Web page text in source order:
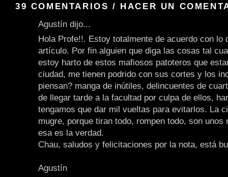
39 COMENTARIOS / HACER UN
Agustín dijo...
Hola Profe!!. Estoy totalmente de acuerdo con lo
artículo. Por fin alguien que diga las cosas tal
estoy harto de estos mafiosos patoteros que
ciudad, me tienen podrido con sus cortes y los
piensan? manga de inútiles, delincuentes de
de llegar tarde a la facultad por culpa de ellos,
tengamos que dar mil vueltas para evitarlos. La
mugre, porque tiran todo, rompen todo, son unos
esa es la verdad.
Chau, saludos y felicitaciones por la nota, está
Agustín